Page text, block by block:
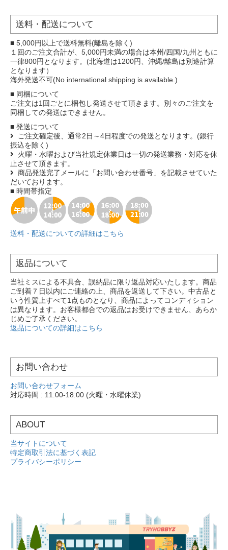
送料・配送について
■ 5,000円以上で送料無料(離島を除く)
１回のご注文合計が、5,000円未満の場合は本州/四国/九州ともに
一律800円となります。(北海道は1200円、沖縄/離島は別途計算
となります）
海外発送不可(No international shipping is available.)
■ 同梱について
ご注文は1回ごとに梱包し発送させて頂きます。別々のご注文を
同梱しての発送はできません。
■ 発送について
ご注文確定後、通常2日～4日程度での発送となります。(銀行
振込を除く)
火曜・水曜および当社規定休業日は一切の発送業務・対応を休
止させて頂きます。
商品発送完了メールに「お問い合わせ番号」を記載させていた
だいております。
■ 時間帯指定
送料・配送についての詳細はこちら
返品について
当社ミスによる不具合、誤納品に限り返品対応いたします。商品
ご到着７日以内にご連絡の上、商品を返送して下さい。中古品と
いう性質上すべて1点ものとなり、商品によってコンディション
は異なります。お客様都合での返品はお受けできません、あらか
じめご了承ください。
返品についての詳細はこちら
お問い合わせ
お問い合わせフォーム
対応時間 : 11:00-18:00 (火曜・水曜休業)
ABOUT
当サイトについて
特定商取引法に基づく表記
プライバシーポリシー